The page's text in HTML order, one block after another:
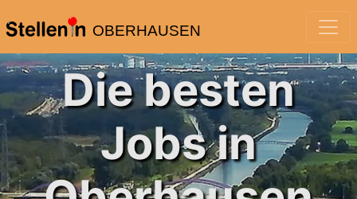
OBERHAUSEN
Die besten
Jobs in